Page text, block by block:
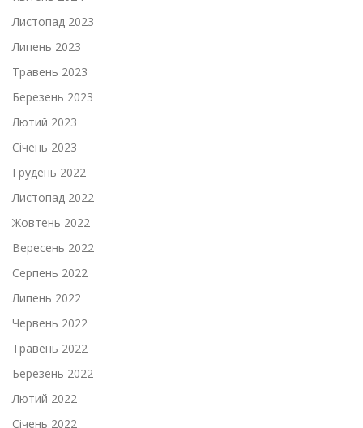
Листопад 2023
Липень 2023
Травень 2023
Березень 2023
Лютий 2023
Січень 2023
Грудень 2022
Листопад 2022
Жовтень 2022
Вересень 2022
Серпень 2022
Липень 2022
Червень 2022
Травень 2022
Березень 2022
Лютий 2022
Січень 2022